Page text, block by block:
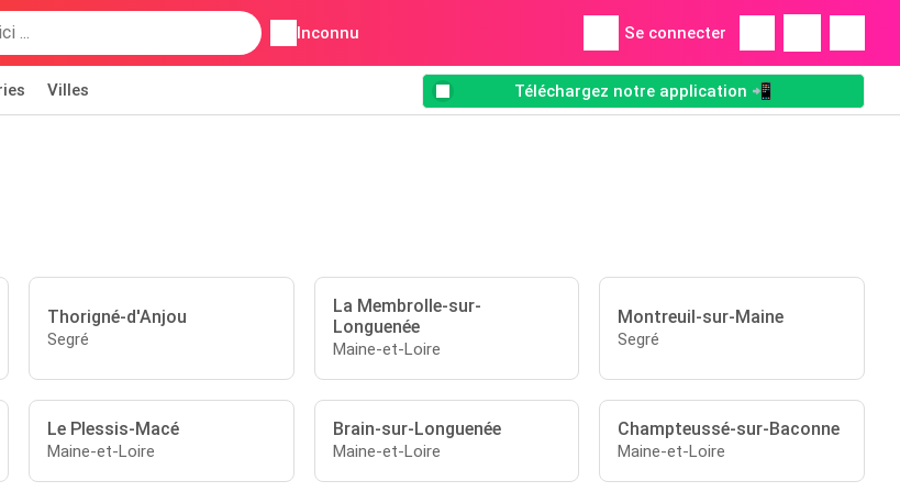
Inconnu Se connecter
Villes Téléchargez notre application 📲
Thorigné-d'Anjou
Segré
La Membrolle-sur-
Longuenée
Maine-et-Loire
Montreuil-sur-Maine
Segré
Le Plessis-Macé
Maine-et-Loire
Brain-sur-Longuenée
Maine-et-Loire
Champteussé-sur-Baconne
Maine-et-Loire